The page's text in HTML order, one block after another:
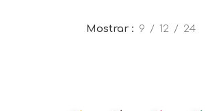
Mostrar 9 12 24